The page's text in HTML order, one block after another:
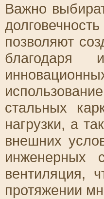
Важно
позволяют
благодаря
стальных
нагрузки, а
внешних
инженерных
вентиляция,
протяжении